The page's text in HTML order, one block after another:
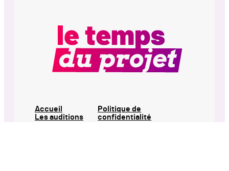
Accueil
Les auditions
Politique de
confidentialité